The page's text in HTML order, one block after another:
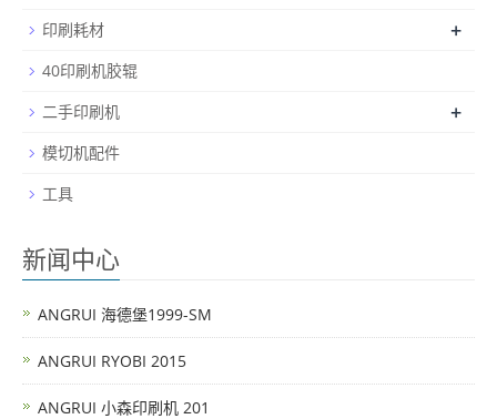
印刷耗材
+
40印刷机胶辊
二手印刷机
+
模切机配件
工具
新闻中心
ANGRUI 海德堡1999-SM
ANGRUI RYOBI 2015
ANGRUI 小森印刷机 201